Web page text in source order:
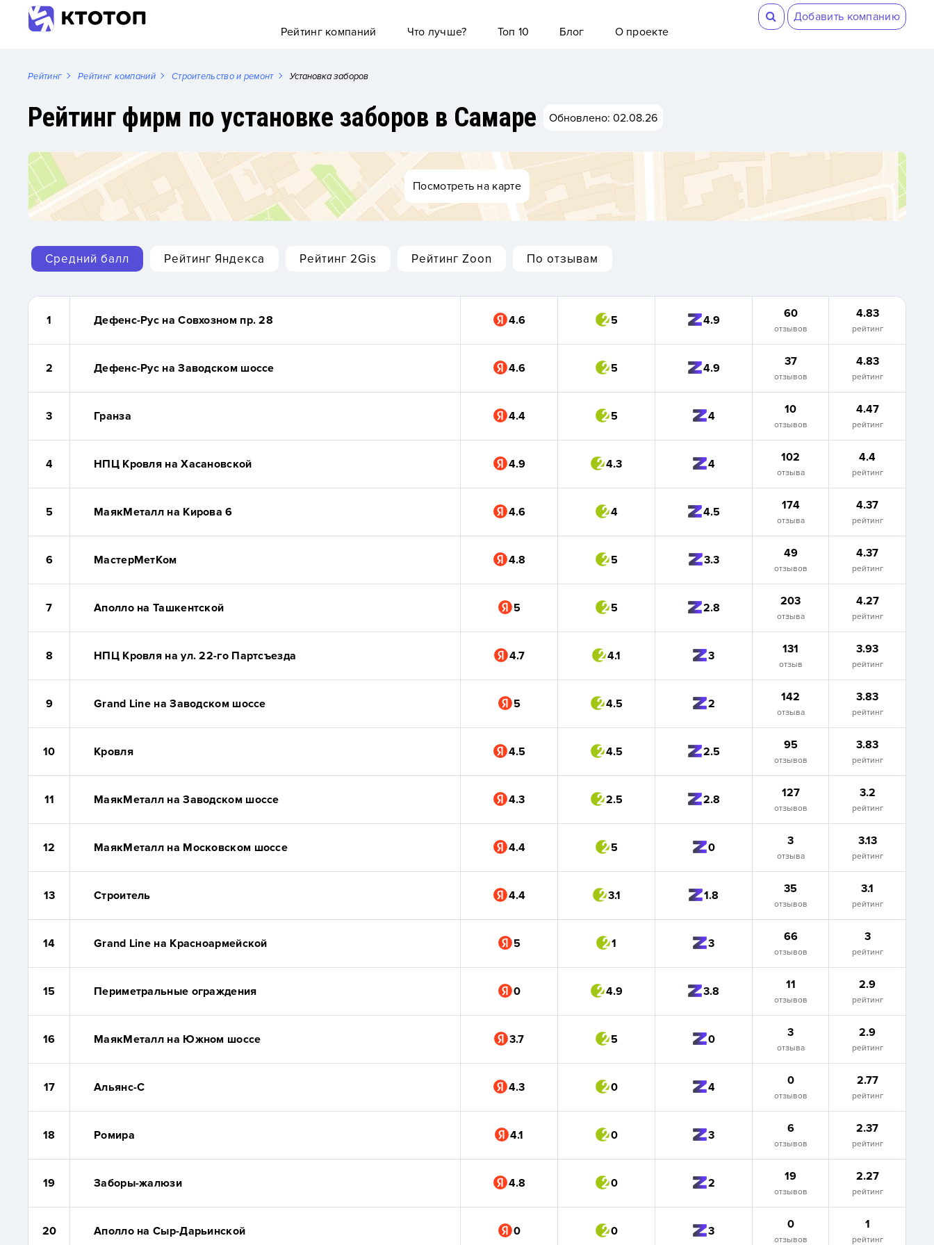
Добавить компанию
Рейтинг компаний
Что лучше? Топ 10 Блог О проекте
Рейтинг Рейтинг компаний Строительство и ремонт Установка заборов
Рейтинг фирм по установке заборов в Самаре Обновлено: 02.08.26
Посмотреть на карте
Средний балл Рейтинг Яндекса Рейтинг 2Gis Рейтинг Zoon По отзывам
1 Дефенс-Рус на Совхозном пр. 28 4.6 5 4.9
отзывов
60
рейтинг
4.83
2 Дефенс-Рус на Заводском шоссе 4.6 5 4.9
отзывов
37
рейтинг
4.83
3 Гранза 4.4 5 4
отзывов
10
рейтинг
4.47
4 НПЦ Кровля на Хасановской 4.9 4.3 4
отзыва
102
рейтинг
4.4
5 МаякМеталл на Кирова 6 4.6 4 4.5
отзыва
174
рейтинг
4.37
6 МастерМетКом 4.8 5 3.3
отзывов
49
рейтинг
4.37
7 Аполло на Ташкентской 5 5 2.8
отзыва
203
рейтинг
4.27
8 НПЦ Кровля на ул. 22-го Партсъезда 4.7 4.1 3
отзыв
131
рейтинг
3.93
9 Grand Line на Заводском шоссе 5 4.5 2
отзыва
142
рейтинг
3.83
10 Кровля 4.5 4.5 2.5
отзывов
95
рейтинг
3.83
11 МаякМеталл на Заводском шоссе 4.3 2.5 2.8
отзывов
127
рейтинг
3.2
12 МаякМеталл на Московском шоссе 4.4 5 0
отзыва
3
рейтинг
3.13
13 Строитель 4.4 3.1 1.8
отзывов
35
рейтинг
3.1
14 Grand Line на Красноармейской 5 1 3
отзывов
66
рейтинг
3
15 Периметральные ограждения 0 4.9 3.8
отзывов
11
рейтинг
2.9
16 МаякМеталл на Южном шоссе 3.7 5 0
отзыва
3
рейтинг
2.9
17 Альянс-С 4.3 0 4
отзывов
0
рейтинг
2.77
18 Ромира 4.1 0 3
отзывов
6
рейтинг
2.37
19 Заборы-жалюзи 4.8 0 2
отзывов
19
рейтинг
2.27
20 Аполло на Сыр-Дарьинской 0 0 3
отзывов
0
рейтинг
1